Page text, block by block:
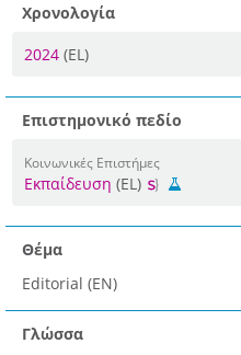
Χρονολογία
2024 (EL)
Επιστημονικό πεδίο
Κοινωνικές Επιστήμες
Εκπαίδευση (EL)
Θέμα
Editorial (EN)
Γλώσσα